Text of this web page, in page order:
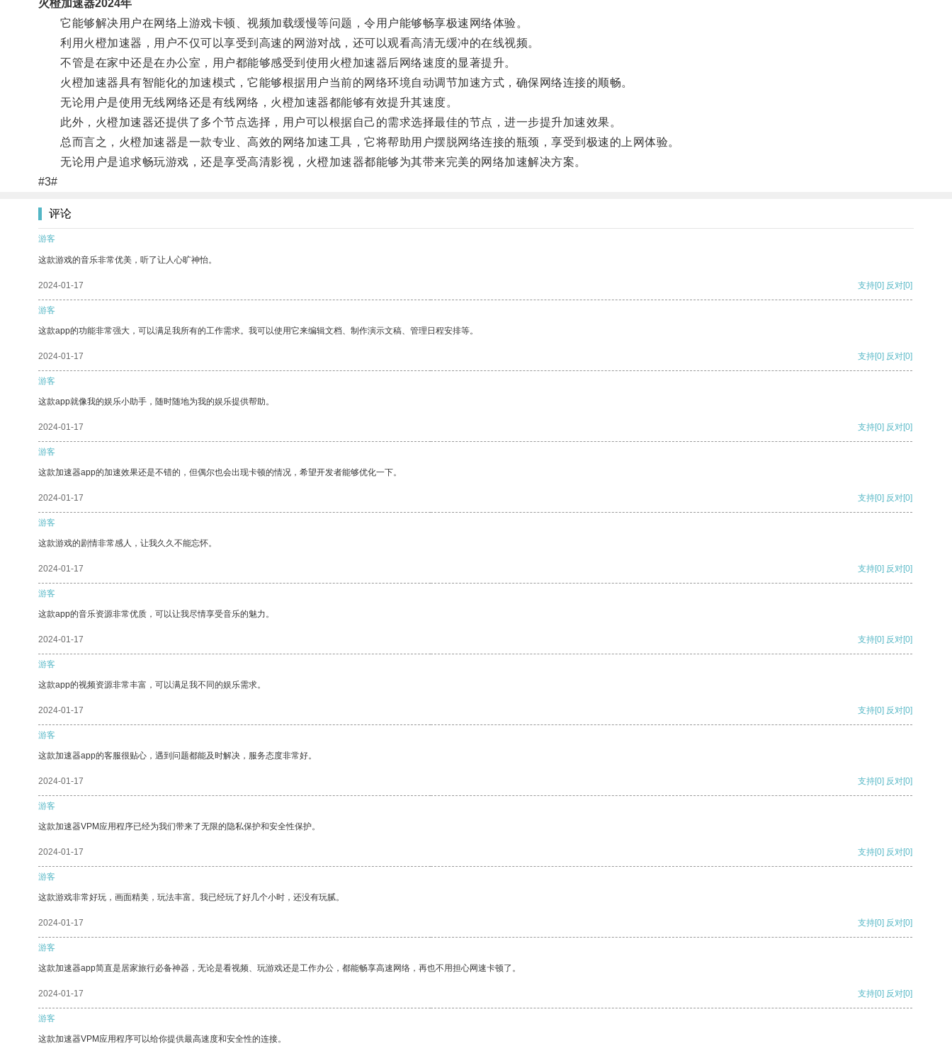
火橙加速器2024年
它能够解决用户在网络上游戏卡顿、视频加载缓慢等问题，令用户能够畅享极速网络体验。
利用火橙加速器，用户不仅可以享受到高速的网游对战，还可以观看高清无缓冲的在线视频。
不管是在家中还是在办公室，用户都能够感受到使用火橙加速器后网络速度的显著提升。
火橙加速器具有智能化的加速模式，它能够根据用户当前的网络环境自动调节加速方式，确保网络连接的顺畅。
无论用户是使用无线网络还是有线网络，火橙加速器都能够有效提升其速度。
此外，火橙加速器还提供了多个节点选择，用户可以根据自己的需求选择最佳的节点，进一步提升加速效果。
总而言之，火橙加速器是一款专业、高效的网络加速工具，它将帮助用户摆脱网络连接的瓶颈，享受到极速的上网体验。
无论用户是追求畅玩游戏，还是享受高清影视，火橙加速器都能够为其带来完美的网络加速解决方案。
#3#
评论
游客
这款游戏的音乐非常优美，听了让人心旷神怡。
2024-01-17 支持[0] 反对[0]
游客
这款app的功能非常强大，可以满足我所有的工作需求。我可以使用它来编辑文档、制作演示文稿、管理日程安排等。
2024-01-17 支持[0] 反对[0]
游客
这款app就像我的娱乐小助手，随时随地为我的娱乐提供帮助。
2024-01-17 支持[0] 反对[0]
游客
这款加速器app的加速效果还是不错的，但偶尔也会出现卡顿的情况，希望开发者能够优化一下。
2024-01-17 支持[0] 反对[0]
游客
这款游戏的剧情非常感人，让我久久不能忘怀。
2024-01-17 支持[0] 反对[0]
游客
这款app的音乐资源非常优质，可以让我尽情享受音乐的魅力。
2024-01-17 支持[0] 反对[0]
游客
这款app的视频资源非常丰富，可以满足我不同的娱乐需求。
2024-01-17 支持[0] 反对[0]
游客
这款加速器app的客服很贴心，遇到问题都能及时解决，服务态度非常好。
2024-01-17 支持[0] 反对[0]
游客
这款加速器VPM应用程序已经为我们带来了无限的隐私保护和安全性保护。
2024-01-17 支持[0] 反对[0]
游客
这款游戏非常好玩，画面精美，玩法丰富。我已经玩了好几个小时，还没有玩腻。
2024-01-17 支持[0] 反对[0]
游客
这款加速器app简直是居家旅行必备神器，无论是看视频、玩游戏还是工作办公，都能畅享高速网络，再也不用担心网速卡顿了。
2024-01-17 支持[0] 反对[0]
游客
这款加速器VPM应用程序可以给你提供最高速度和安全性的连接。